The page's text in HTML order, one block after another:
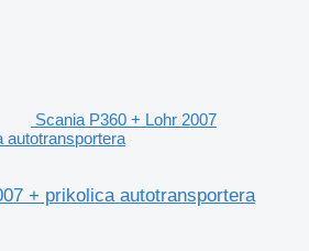
Scania P360 + Lohr 2007
autotransportera
+ prikolica autotransportera